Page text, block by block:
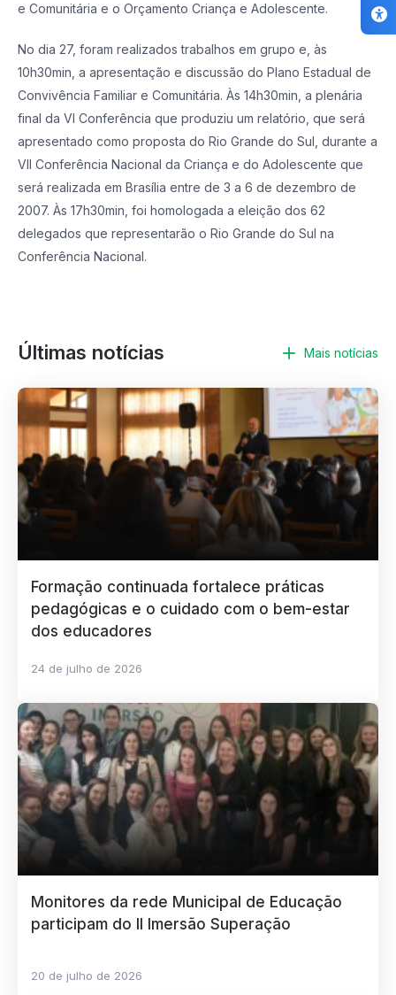
e Comunitária e o Orçamento Criança e Adolescente.
No dia 27, foram realizados trabalhos em grupo e, às
10h30min, a apresentação e discussão do Plano Estadual de
Convivência Familiar e Comunitária. Às 14h30min, a plenária
final da VI Conferência que produziu um relatório, que será
apresentado como proposta do Rio Grande do Sul, durante a
VII Conferência Nacional da Criança e do Adolescente que
será realizada em Brasília entre de 3 a 6 de dezembro de
2007. Às 17h30min, foi homologada a eleição dos 62
delegados que representarão o Rio Grande do Sul na
Conferência Nacional.
Últimas notícias Mais notícias
Formação continuada fortalece práticas
pedagógicas e o cuidado com o bem-estar
dos educadores
24 de julho de 2026
Monitores da rede Municipal de Educação
participam do II Imersão Superação
20 de julho de 2026